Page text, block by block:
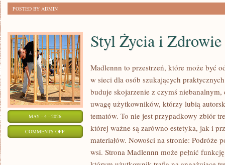
POSTED BY ADMIN
MAY - 4 - 2026
COMMENTS OFFON
Styl Życia i Zdrowie
Madlennn to przestrzeń, które może być
w sieci dla osób szukających
buduje skojarzenie z czymś
uwagę użytkowników, którzy lubią
tematów. To nie jest przypadkowy zbiór
której ważne są zarówno estetyka, jak i
materiałów. Nowości na stronie: Podróże
wsi. Strona Madlennn może pełnić